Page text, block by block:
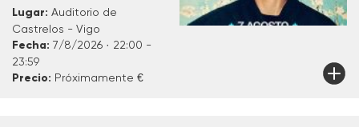
Lugar: Auditorio de
Castrelos - Vigo
Fecha: 7/8/2026 · 22:00 -
23:59
Precio: Próximamente €